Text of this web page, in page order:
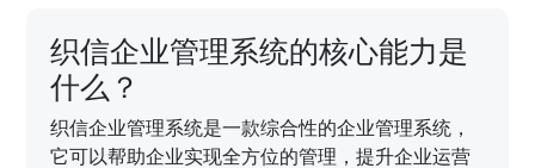
织信企业管理系统的核心能力是
什么？
织信企业管理系统是一款综合性的企业管理系统，
它可以帮助企业实现全方位的管理，提升企业运营